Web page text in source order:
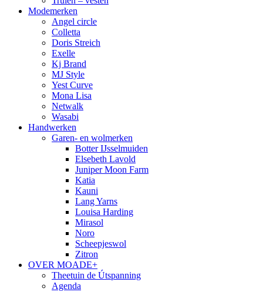
Modemerken
Angel circle
Colletta
Doris Streich
Exelle
Kj Brand
MJ Style
Yest Curve
Mona Lisa
Netwalk
Wasabi
Handwerken
Garen- en wolmerken
Botter IJsselmuiden
Elsebeth Lavold
Juniper Moon Farm
Katia
Kauni
Lang Yarns
Louisa Harding
Mirasol
Noro
Scheepjeswol
Zitron
OVER MOADE+
Theetuin de Útspanning
Agenda